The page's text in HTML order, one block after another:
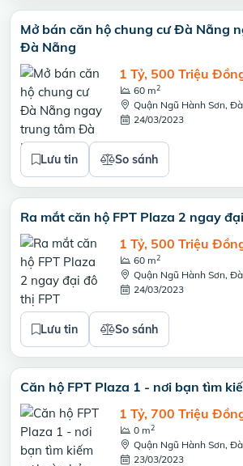
Mở bán căn hộ chung cư Đà Nẵng
Đà Nẵng
1 Tỷ, 500 Triệu
60 m2
Quận Ngũ Hành Sơn,
24/03/2023
Lưu tin So sánh
Ra mắt căn hộ FPT Plaza 2 ngay
1 Tỷ, 500 Triệu
60 m2
Quận Ngũ Hành Sơn,
24/03/2023
Lưu tin So sánh
Căn hộ FPT Plaza 1 - nơi bạn tìm
1 Tỷ, 700 Triệu
0 m2
Quận Ngũ Hành Sơn,
23/03/2023